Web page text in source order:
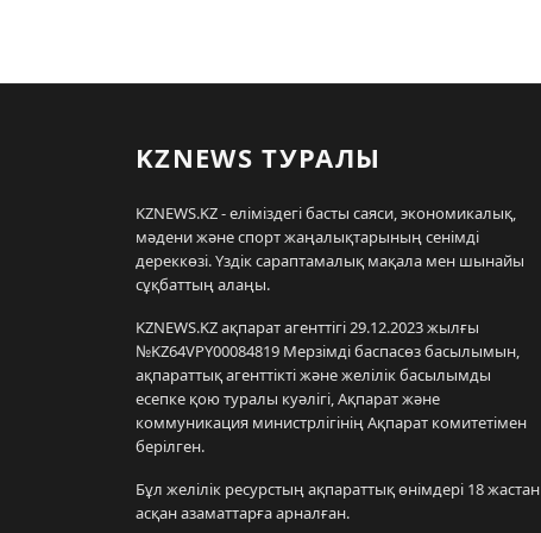
KZNEWS ТУРАЛЫ
KZNEWS.KZ - еліміздегі басты саяси, экономикалық,
мәдени және спорт жаңалықтарының сенімді
дереккөзі. Үздік сараптамалық мақала мен шынайы
сұқбаттың алаңы.
KZNEWS.KZ ақпарат агенттігі 29.12.2023 жылғы
№KZ64VPY00084819 Мерзімді баспасөз басылымын,
ақпараттық агенттікті және желілік басылымды
есепке қою туралы куәлігі, Ақпарат және
коммуникация министрлігінің Ақпарат комитетімен
берілген.
Бұл желілік ресурстың ақпараттық өнімдері 18 жастан
асқан азаматтарға арналған.